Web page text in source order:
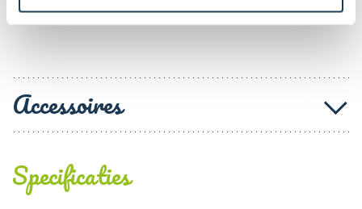
Accessoires
Specificaties